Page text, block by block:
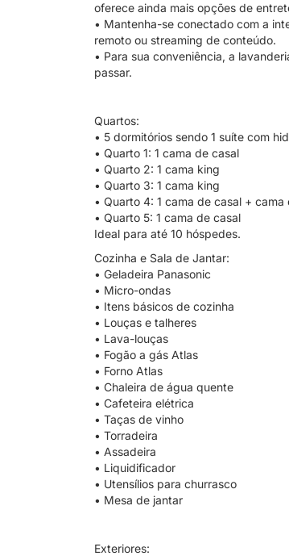
oferece ainda mais opções de
• Mantenha-se conectado com a
remoto ou streaming de conteúdo.
• Para sua conveniência, a
passar.
Quartos:
• 5 dormitórios sendo 1 suíte com
• Quarto 1: 1 cama de casal
• Quarto 2: 1 cama king
• Quarto 3: 1 cama king
• Quarto 4: 1 cama de casal + cama
• Quarto 5: 1 cama de casal
Ideal para até 10 hóspedes.
Cozinha e Sala de Jantar:
• Geladeira Panasonic
• Micro-ondas
• Itens básicos de cozinha
• Louças e talheres
• Lava-louças
• Fogão a gás Atlas
• Forno Atlas
• Chaleira de água quente
• Cafeteira elétrica
• Taças de vinho
• Torradeira
• Assadeira
• Liquidificador
• Utensílios para churrasco
• Mesa de jantar
Exteriores: